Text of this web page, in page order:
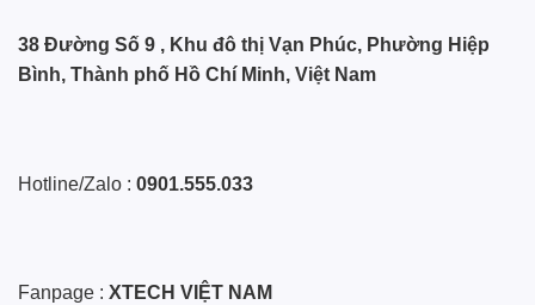
38 Đường Số 9 , Khu đô thị Vạn Phúc, Phường Hiệp
Bình, Thành phố Hồ Chí Minh, Việt Nam
Hotline/Zalo : 0901.555.033
Fanpage : XTECH VIỆT NAM